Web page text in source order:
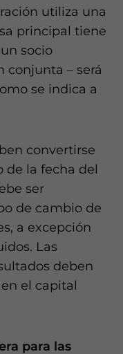
utiliza una
principal tiene
socio
conjunta – será
se indica a
convertirse
de la fecha del
ser
de cambio de
a excepción
Las
deben
el capital
para las